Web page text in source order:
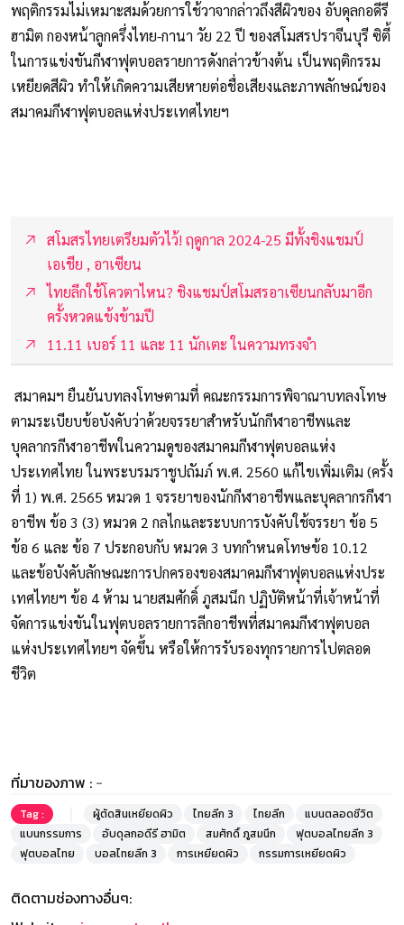
พฤติกรรมไม่เหมาะสมด้วยการใช้วาจากล่าวถึงสีผิวของ อับดุลกอดีรี
ฮามิต กองหน้าลูกครึ่งไทย-กานา วัย 22 ปี ของสโมสรปราจีนบุรี ซิตี้
ในการแข่งขันกีฬาฟุตบอลรายการดังกล่าวข้างต้น เป็นพฤติกรรม
เหยียดสีผิว ทำให้เกิดความเสียหายต่อชื่อเสียงและภาพลักษณ์ของ
สมาคมกีฬาฟุตบอลแห่งประเทศไทยฯ
สโมสรไทยเตรียมตัวไว้! ฤดูกาล 2024-25 มีทั้งชิงแชมป์
เอเชีย , อาเซียน
ไทยลีกใช้โควตาไหน? ชิงแชมป์สโมสรอาเซียนกลับมาอีก
ครั้งหวดแข้งข้ามปี
11.11 เบอร์ 11 และ 11 นักเตะ ในความทรงจำ
สมาคมฯ ยืนยันบทลงโทษตามที่ คณะกรรมการพิจาณาบทลงโทษ
ตามระเบียบข้อบังคับว่าด้วยจรรยาสำหรับนักกีฬาอาชีพและ
บุคลากรกีฬาอาชีพในความดูของสมาคมกีฬาฟุตบอลแห่ง
ประเทศไทย ในพระบรมราชูปถัมภ์ พ.ศ. 2560 แก้ไขเพิ่มเติม (ครั้ง
ที่ 1) พ.ศ. 2565 หมวด 1 จรรยาของนักกีฬาอาชีพและบุคลากรกีฬา
อาชีพ ข้อ 3 (3) หมวด 2 กลไกและระบบการบังคับใช้จรรยา ข้อ 5
ข้อ 6 และ ข้อ 7 ประกอบกับ หมวด 3 บทกำหนดโทษข้อ 10.12
และข้อบังคับลักษณะการปกครองของสมาคมกีฬาฟุตบอลแห่งประ
เทศไทยฯ ข้อ 4 ห้าม นายสมศักดิ์ ภูสมนึก ปฏิบัติหน้าที่เจ้าหน้าที่
จัดการแข่งขันในฟุตบอลรายการลีกอาชีพที่สมาคมกีฬาฟุตบอล
แห่งประเทศไทยฯ จัดขึ้น หรือให้การรับรองทุกรายการไปตลอด
ชีวิต
ที่มาของภาพ : -
Tag : ผู้ตัดสินเหยียดผิว ไทยลีก 3 ไทยลีก
แบนตลอดชีวิต
แบนกรรมการ
อับดุลกอดีรี ฮามิต สมศักดิ์ ภูสมนึก
ฟุตบอลไทยลีก 3
ฟุตบอลไทย
บอลไทยลีก 3 การเหยียดผิว กรรมการเหยียดผิว
ติดตามช่องทางอื่นๆ: